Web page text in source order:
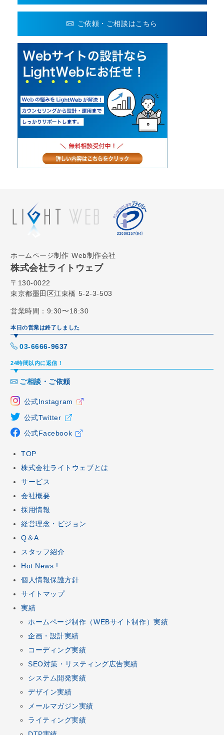
ご依頼・ご相談はこちら
ホームページ制作 Web制作会社
株式会社ライトウェブ
〒130-0022
東京都墨田区江東橋 5-2-3-503
営業時間：9:30〜18:30
本日の営業は終了しました
03-6666-9637
24時間以内に返信！
ご相談・ご依頼
公式Instagram
公式Twitter
公式Facebook
TOP
株式会社ライトウェブとは
サービス
会社概要
採用情報
経営理念・ビジョン
Q＆A
スタッフ紹介
Hot News !
個人情報保護方針
サイトマップ
実績
ホームページ制作 （WEBサイト制作）実績
企画 ・ 設計実績
コーディング実績
SEO対策 ・ リスティング広告実績
システム開発実績
デザイン実績
メールマガジン実績
ライティング実績